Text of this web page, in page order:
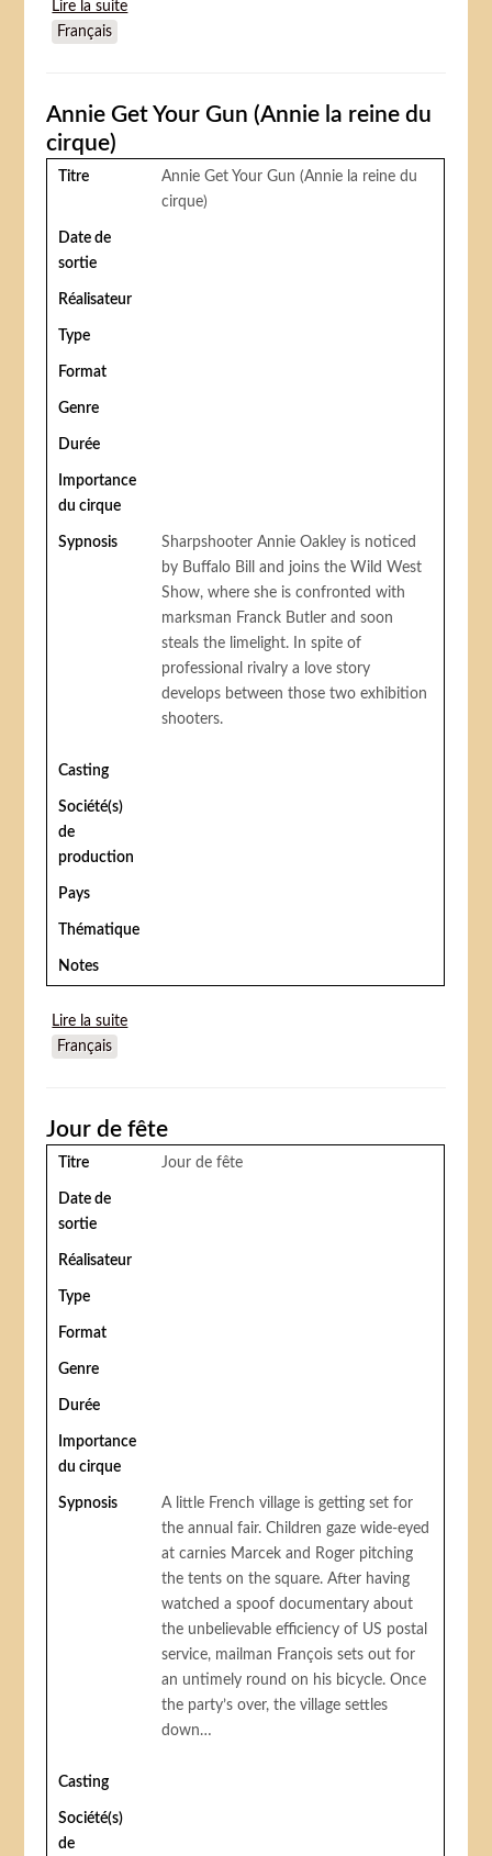
Lire la suite
Français
Annie Get Your Gun (Annie la reine du
cirque)
Titre
Annie Get Your Gun (Annie la reine du
cirque)
Date de
sortie
Réalisateur
Type
Format
Genre
Durée
Importance
du cirque
Sypnosis
Sharpshooter Annie Oakley is noticed
by Buffalo Bill and joins the Wild West
Show, where she is confronted with
marksman Franck Butler and soon
steals the limelight. In spite of
professional rivalry a love story
develops between those two exhibition
shooters.
Casting
Société(s)
de
production
Pays
Thématique
Notes
Lire la suite
Français
Jour de fête
Titre Jour de fête
Date de
sortie
Réalisateur
Type
Format
Genre
Durée
Importance
du cirque
Sypnosis
A little French village is getting set for
the annual fair. Children gaze wide-eyed
at carnies Marcek and Roger pitching
the tents on the square. After having
watched a spoof documentary about
the unbelievable efficiency of US postal
service, mailman François sets out for
an untimely round on his bicycle. Once
the party’s over, the village settles
down…
Casting
Société(s)
de